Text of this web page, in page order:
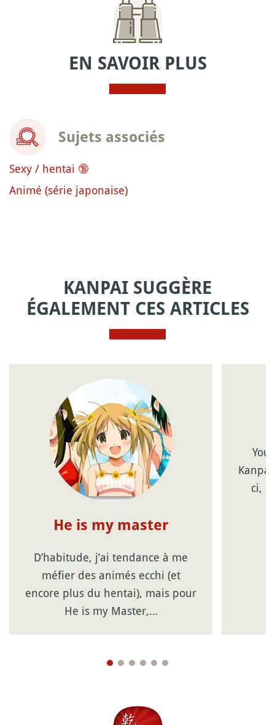
EN SAVOIR PLUS
Sujets associés
Sexy / hentai 🔞
Animé (série japonaise)
KANPAI SUGGÈRE
ÉGALEMENT CES ARTICLES
He is my master
D’habitude, j’ai tendance à me
méfier des animés ecchi (et
encore plus du hentai), mais pour
He is my Master,…
ci,